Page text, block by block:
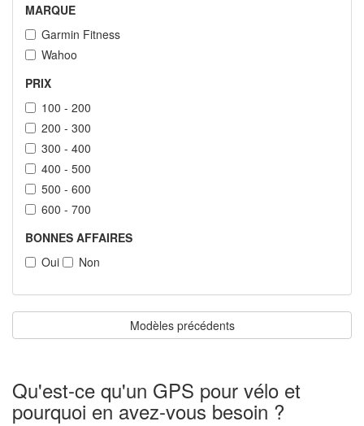
MARQUE
Garmin Fitness
Wahoo
PRIX
100 - 200
200 - 300
300 - 400
400 - 500
500 - 600
600 - 700
BONNES AFFAIRES
Oui
Non
Modèles précédents
Qu'est-ce qu'un GPS pour vélo et
pourquoi en avez-vous besoin ?